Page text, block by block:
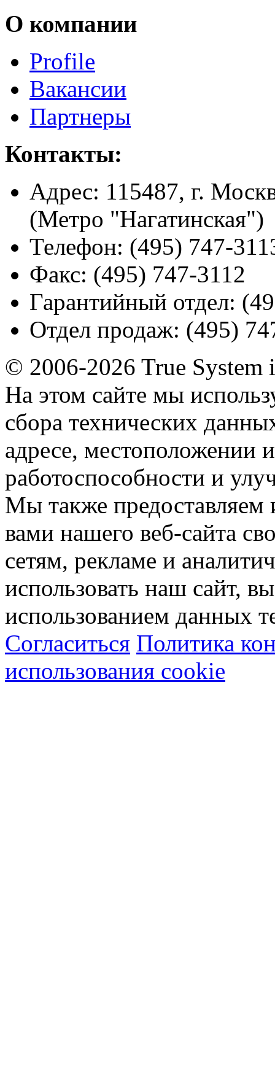
О компании
Profile
Вакансии
Партнеры
Контакты:
Адрес: 115487, г.
(Метро "Нагатинская")
Телефон: (495) 747-
Факс: (495) 747-3112
Гарантийный отдел:
Отдел продаж: (495)
© 2006-2026 True System
На этом сайте мы
сбора технических
адресе, местоположении
работоспособности и
Мы также
вами нашего веб-сайта
сетям, рекламе и
использовать наш сайт,
использованием данных
Согласиться Политика
использования cookie